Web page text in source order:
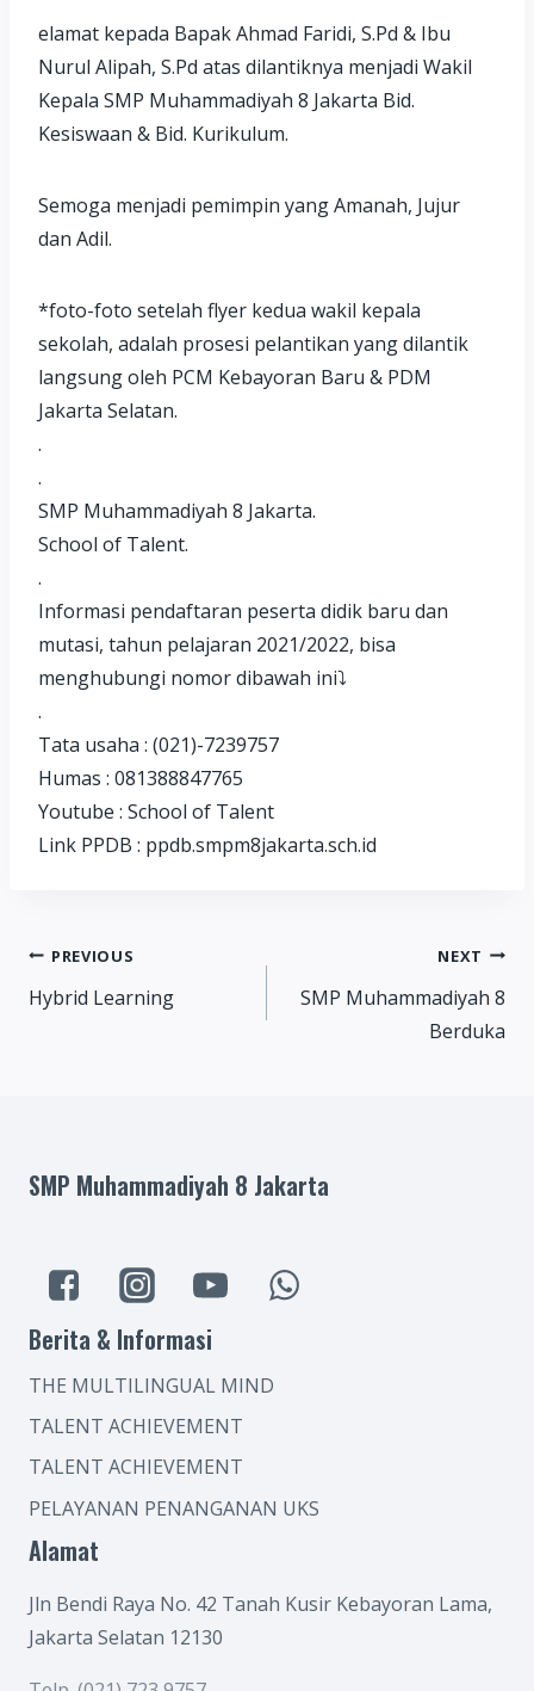
elamat kepada Bapak Ahmad Faridi, S.Pd & Ibu
Nurul Alipah, S.Pd atas dilantiknya menjadi Wakil
Kepala SMP Muhammadiyah 8 Jakarta Bid.
Kesiswaan & Bid. Kurikulum.
Semoga menjadi pemimpin yang Amanah, Jujur
dan Adil.
*foto-foto setelah flyer kedua wakil kepala
sekolah, adalah prosesi pelantikan yang dilantik
langsung oleh PCM Kebayoran Baru & PDM
Jakarta Selatan.
.
.
SMP Muhammadiyah 8 Jakarta.
School of Talent.
.
Informasi pendaftaran peserta didik baru dan
mutasi, tahun pelajaran 2021/2022, bisa
menghubungi nomor dibawah ini⤵️
.
Tata usaha : (021)-7239757
Humas : 081388847765
Youtube : School of Talent
Link PPDB : ppdb.smpm8jakarta.sch.id
Post
PREVIOUS
Hybrid Learning
NEXT
SMP Muhammadiyah 8
Berduka
SMP Muhammadiyah 8 Jakarta
Berita & Informasi
THE MULTILINGUAL MIND
TALENT ACHIEVEMENT
TALENT ACHIEVEMENT
PELAYANAN PENANGANAN UKS
Alamat
Jln Bendi Raya No. 42 Tanah Kusir Kebayoran Lama,
Jakarta Selatan 12130